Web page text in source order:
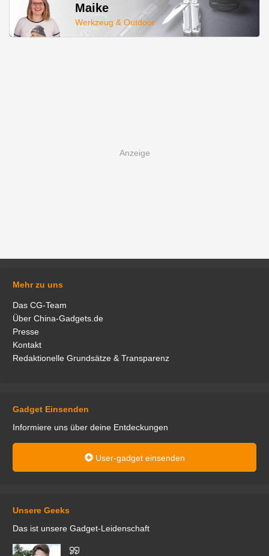
Maike
Werkzeug & Outdoor
Mehr zu uns
Das CG-Team
Über China-Gadgets.de
Presse
Kontakt
Redaktionelle Grundsätze & Transparenz
Gadget Einsenden
Informiere uns über deine Entdeckungen
User-gadget einsenden
Unsere Geeks
Das ist unsere Gadget-Leidenschaft